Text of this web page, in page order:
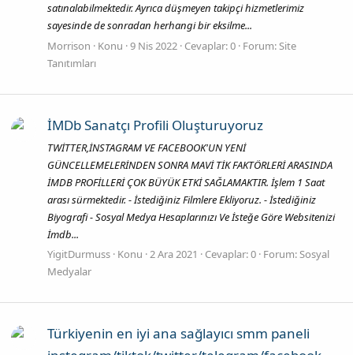
satınalabilmektedir. Ayrıca düşmeyen takipçi hizmetlerimiz
sayesinde de sonradan herhangi bir eksilme...
Morrison
Konu 9 Nis 2022 Cevaplar: 0 Forum:Site
Tanıtımları
İMDb Sanatçı Profili Oluşturuyoruz
TWİTTER,İNSTAGRAM VE FACEBOOK'UN YENİ
GÜNCELLEMELERİNDEN SONRA MAVİ TİK FAKTÖRLERİ ARASINDA
İMDB PROFİLLERİ ÇOK BÜYÜK ETKİ SAĞLAMAKTIR. İşlem 1 Saat
arası sürmektedir. - İstediğiniz Filmlere Ekliyoruz. - İstediğiniz
Biyografi - Sosyal Medya Hesaplarınızı Ve İsteğe Göre Websitenizi
İmdb...
YigitDurmuss Konu 2 Ara 2021 Cevaplar: 0 Forum:Sosyal
Medyalar
Türkiyenin en iyi ana sağlayıcı smm paneli